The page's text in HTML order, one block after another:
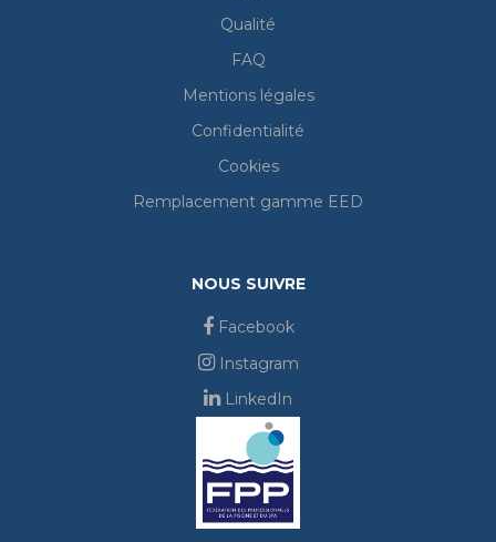
Qualité
FAQ
Mentions légales
Confidentialité
Cookies
Remplacement gamme EED
NOUS SUIVRE
Facebook
Instagram
LinkedIn